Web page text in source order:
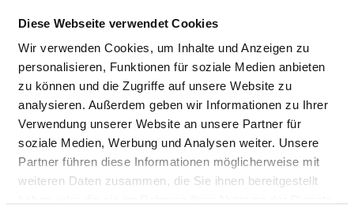
Diese Webseite verwendet Cookies
Wir verwenden Cookies, um Inhalte und Anzeigen zu
personalisieren, Funktionen für soziale Medien anbieten
zu können und die Zugriffe auf unsere Website zu
analysieren. Außerdem geben wir Informationen zu Ihrer
Verwendung unserer Website an unsere Partner für
soziale Medien, Werbung und Analysen weiter. Unsere
Partner führen diese Informationen möglicherweise mit
weiteren Daten zusammen, die Sie ihnen bereitgestellt
werden übergreifend für das Krankenhaus erfasst.
GESUNDHEITS- UND KRANKENPFLEGER UND
GESUNDHEITS- UND KRANKENPFLEGERINNEN
Mit Fachabteilungszuordnung
BERUFSGRUPPE ANZAHL
ERLÄUTERUNG